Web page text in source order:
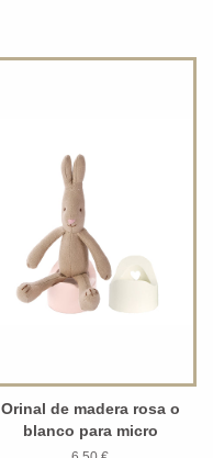
Orinal de madera rosa o
blanco para micro